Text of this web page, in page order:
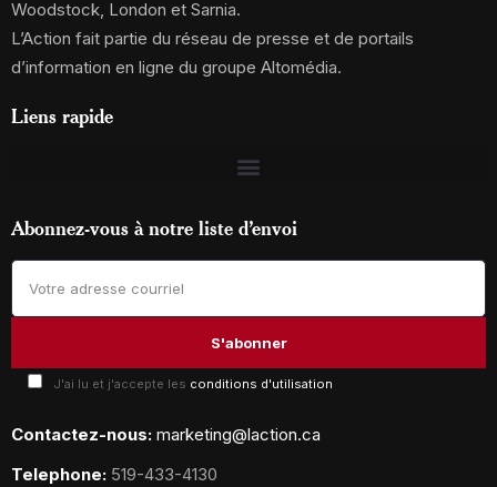
Woodstock, London et Sarnia.
L’Action fait partie du réseau de presse et de portails
d’information en ligne du groupe Altomédia.
Liens rapide
Abonnez-vous à notre liste d’envoi
J'ai lu et j'accepte les conditions d'utilisation
Contactez-nous: marketing@laction.ca
Telephone: 519-433-4130